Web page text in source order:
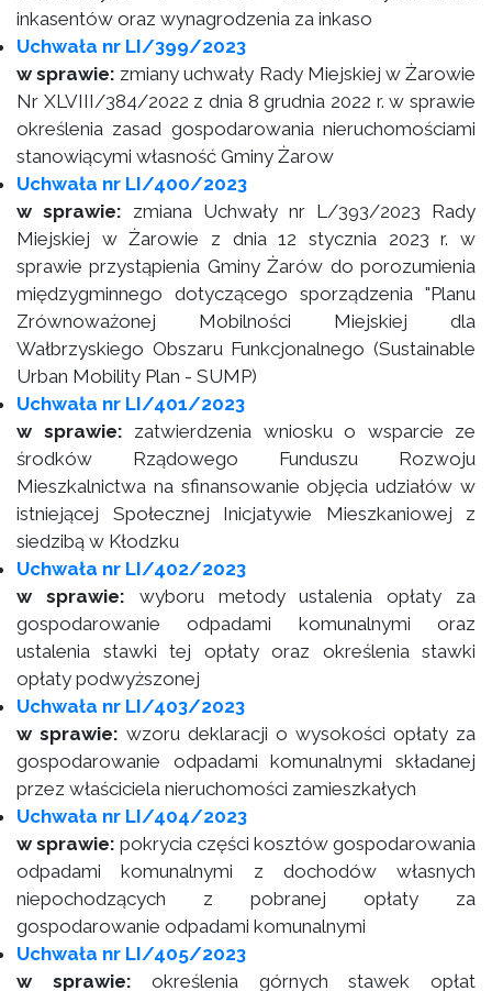
inkasentów oraz wynagrodzenia za inkaso
Uchwała nr LI/399/2023
w sprawie: zmiany uchwały Rady Miejskiej w Żarowie
Nr XLVIII/384/2022 z dnia 8 grudnia 2022 r. w sprawie
określenia zasad gospodarowania nieruchomościami
stanowiącymi własność Gminy Żarow
Uchwała nr LI/400/2023
w sprawie: zmiana Uchwały nr L/393/2023 Rady
Miejskiej w Żarowie z dnia 12 stycznia 2023 r. w
sprawie przystąpienia Gminy Żarów do porozumienia
międzygminnego dotyczącego sporządzenia "Planu
Zrównoważonej Mobilności Miejskiej dla
Wałbrzyskiego Obszaru Funkcjonalnego (Sustainable
Urban Mobility Plan - SUMP)
Uchwała nr LI/401/2023
w sprawie: zatwierdzenia wniosku o wsparcie ze
środków Rządowego Funduszu Rozwoju
Mieszkalnictwa na sfinansowanie objęcia udziałów w
istniejącej Społecznej Inicjatywie Mieszkaniowej z
siedzibą w Kłodzku
Uchwała nr LI/402/2023
w sprawie: wyboru metody ustalenia opłaty za
gospodarowanie odpadami komunalnymi oraz
ustalenia stawki tej opłaty oraz określenia stawki
opłaty podwyższonej
Uchwała nr LI/403/2023
w sprawie: wzoru deklaracji o wysokości opłaty za
gospodarowanie odpadami komunalnymi składanej
przez właściciela nieruchomości zamieszkałych
Uchwała nr LI/404/2023
w sprawie: pokrycia części kosztów gospodarowania
odpadami komunalnymi z dochodów własnych
niepochodzących z pobranej opłaty za
gospodarowanie odpadami komunalnymi
Uchwała nr LI/405/2023
w sprawie: określenia górnych stawek opłat